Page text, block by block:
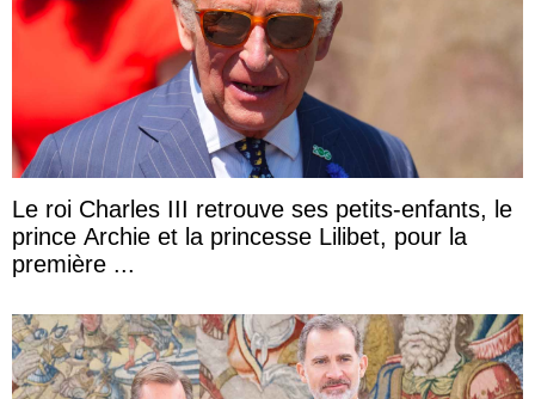
Le roi Charles III retrouve ses petits-enfants, le
prince Archie et la princesse Lilibet, pour la
première ...